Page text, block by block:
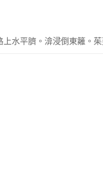
上水平臍。渰浸倒東籬。